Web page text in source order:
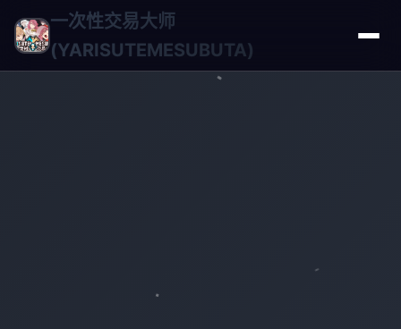
一次性交易大师
(YARISUTEMESUBUTA)